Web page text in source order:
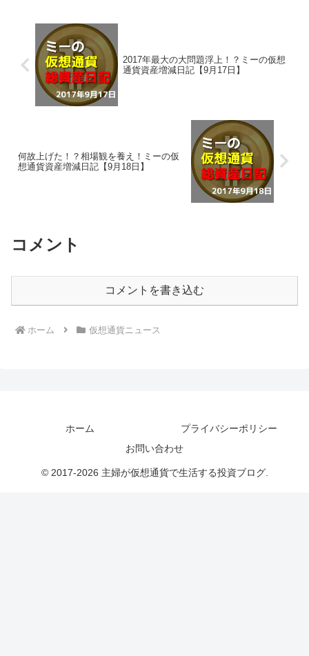
2017年最大の大問題浮上！？ミーの仮想
通貨資産増減日記【9月17日】
何故上げた！？相場観を養え！ミーの仮
想通貨資産増減日記【9月18日】
コメント
コメントを書き込む
ホーム 仮想通貨ニュース
ホーム
プライバシーポリシー
お問い合わせ
© 2017-2026 主婦が仮想通貨で生活する投資ブログ.